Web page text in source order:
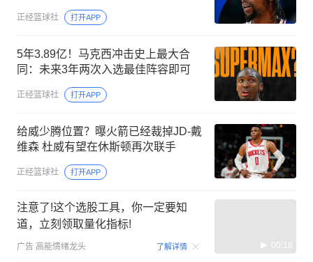
正经篮球社 打开APP
5年3.89亿！马克西冲击史上最大合
同：未来3年两次入选最佳阵容即可
正经篮球社 打开APP
给威少腾位置？曝火箭已经裁掉JD-戴
维森 杜威有望在休斯顿再次联手
正经篮球社 打开APP
注意了!这个选股工具，你一定要知
道，立刻领取量化指标!
广告 高能情绪龙头 了解详情 00:18